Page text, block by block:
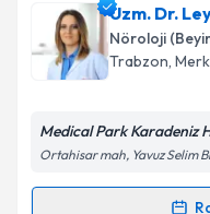
Uzm. Dr.
oluşturun. Size bu
takvim
Kişisel
Uzm. Dr.
Nöroloji
Trabzon,
Medical Park Karadeniz
Ortahisar mah, Yavuz Selim